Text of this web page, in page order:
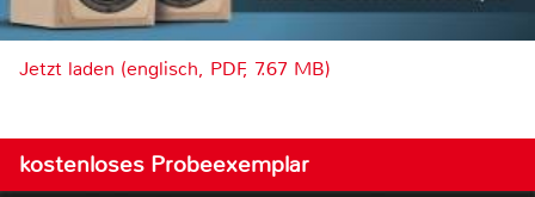
Jetzt laden (englisch, PDF, 7.67 MB)
kostenloses Probeexemplar